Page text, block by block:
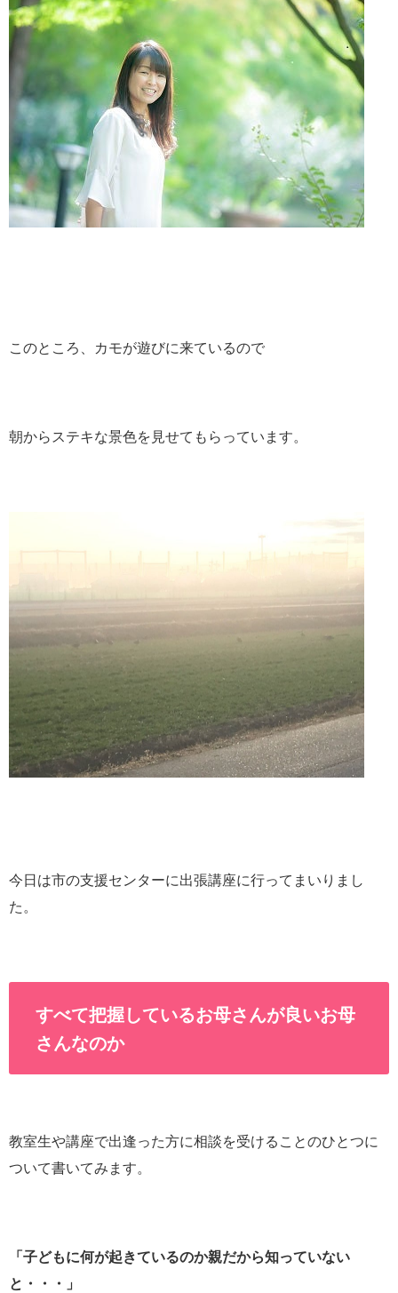
このところ、カモが遊びに来ているので
朝からステキな景色を見せてもらっています。
今日は市の支援センターに出張講座に行ってまいりまし
た。
すべて把握しているお母さんが良いお母
さんなのか
教室生や講座で出逢った方に相談を受けることのひとつに
ついて書いてみます。
「子どもに何が起きているのか親だから知っていない
と・・・」